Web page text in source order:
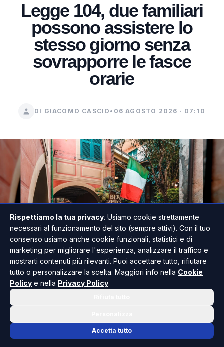
Legge 104, due familiari
possono assistere lo
stesso giorno senza
sovrapporre le fasce
orarie
DI GIACOMO CASCIO • 06 AGOSTO 2026 · 07:10
Un quesito ricorrente tra i lavoratori dipendenti
disabilità grave nella stessa giornata. Fino a
Rispettiamo la tua privacy. Usiamo cookie strettamente
necessari al funzionamento del sito (sempre attivi). Con il tuo
consenso usiamo anche cookie funzionali, statistici e di
marketing per migliorare l'esperienza, analizzare il traffico e
mostrarti contenuti più rilevanti. Puoi accettare tutto, rifiutare
tutto o personalizzare la scelta. Maggiori info nella Cookie
Policy e nella Privacy Policy.
Accetta tutto